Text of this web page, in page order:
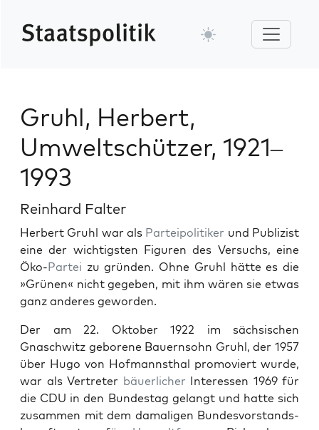
Gruhl, Herbert,
Umweltschützer, 1921–
1993
Reinhard Falter
Her­bert Gruhl war als Parteipoli­tik­er und Pub­lizist
eine der wichtig­sten Fig­uren des Ver­suchs, eine
Öko-Partei zu grün­den. Ohne Gruhl hätte es die
»Grü­nen« nicht gegeben, mit ihm wären sie etwas
ganz anderes gewor­den.
Der am 22. Okto­ber 1922 im säch­sis­chen
Gnaschwitz geborene Bauern­sohn Gruhl, der 1957
über Hugo von Hof­mannsthal pro­moviert wurde,
war als Vertreter bäuer­lich­er Inter­essen 1969 für
die CDU in den Bun­destag gelangt und hat­te sich
zusam­men mit dem dama­li­gen Bun­desvor­stands­